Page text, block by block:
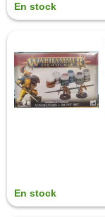
En stock
En stock